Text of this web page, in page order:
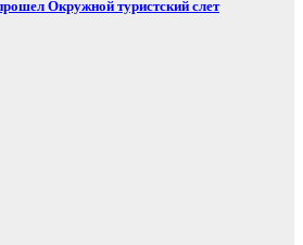
Окружной туристский слет